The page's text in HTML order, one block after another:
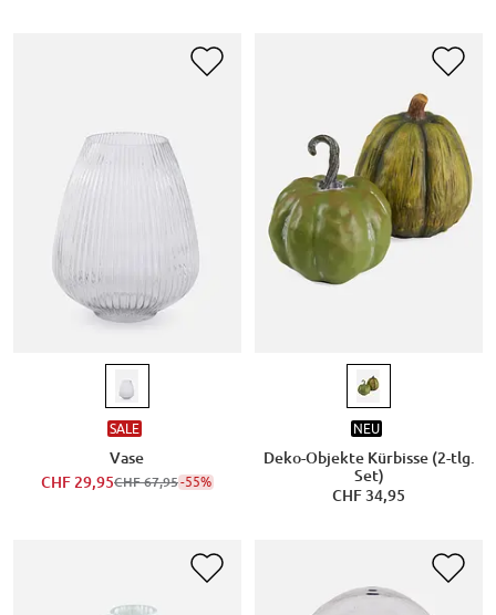
SALE
Vase
CHF 29,95CHF 67,95-55%
NEU
Deko-Objekte Kürbisse (2-tlg.
Set)
CHF 34,95